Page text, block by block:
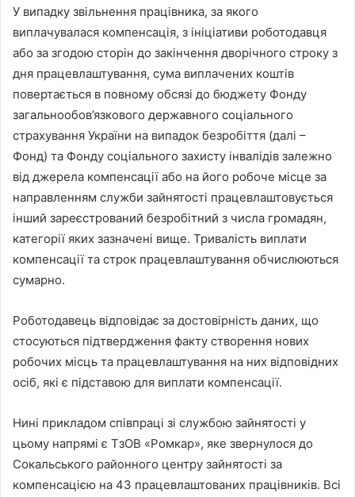
У випадку звільнення працівника, за якого
виплачувалася компенсація, з ініціативи роботодавця
або за згодою сторін до закінчення дворічного строку з
дня працевлаштування, сума виплачених коштів
повертається в повному обсязі до бюджету Фонду
загальнообов’язкового державного соціального
страхування України на випадок безробіття (далі –
Фонд) та Фонду соціального захисту інвалідів залежно
від джерела компенсації або на його робоче місце за
направленням служби зайнятості працевлаштовується
інший зареєстрований безробітний з числа громадян,
категорії яких зазначені вище. Тривалість виплати
компенсації та строк працевлаштування обчислюються
сумарно.
Роботодавець відповідає за достовірність даних, що
стосуються підтвердження факту створення нових
робочих місць та працевлаштування на них відповідних
осіб, які є підставою для виплати компенсації.
Нині прикладом співпраці зі службою зайнятості у
цьому напрямі є ТзОВ «Ромкар», яке звернулося до
Сокальського районного центру зайнятості за
компенсацією на 43 працевлаштованих працівників. Всі